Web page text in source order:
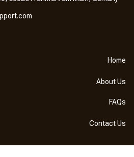
Home
About Us
FAQs
Contact Us